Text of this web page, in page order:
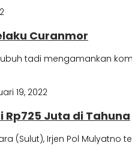
Curanmor
subuh tadi mengamankan
19, 2022
Rp725 Juta di Tahuna
(Sulut), Irjen Pol Mulyatno